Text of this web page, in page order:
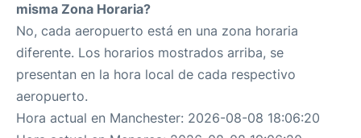
misma Zona Horaria?
No, cada aeropuerto está en una zona horaria
diferente. Los horarios mostrados arriba, se
presentan en la hora local de cada respectivo
aeropuerto.
Hora actual en Manchester: 2026-08-08 18:06:20